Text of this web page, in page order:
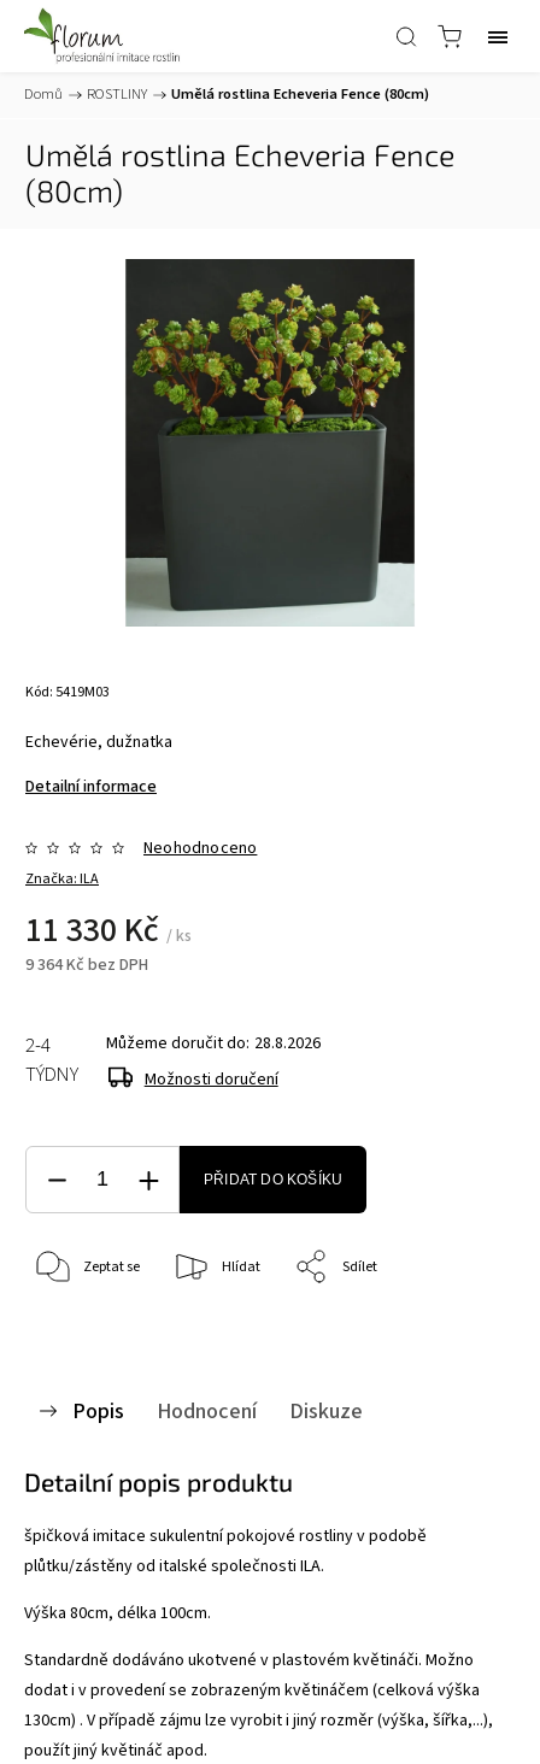
Domů / ROSTLINY / Umělá rostlina Echeveria Fence (80cm)
Umělá rostlina Echeveria Fence
(80cm)
Kód: 5419M03
Echevérie, dužnatka
Detailní informace
Značka:ILA
Neohodnoceno
11 330 Kč / ks
9 364 Kč bez DPH
2-4
TÝDNY
Můžeme doručit do: 28.8.2026
Možnosti doručení
PŘIDAT DO KOŠÍKU
Zeptat se Hlídat Sdílet
Popis Hodnocení Diskuze
Detailní popis produktu
špičková imitace sukulentní pokojové rostliny v podobě
plůtku/zástěny od italské společnosti ILA.
Výška 80cm, délka 100cm.
Standardně dodáváno ukotvené v plastovém květináči. Možno
dodat i v provedení se zobrazeným květináčem (celková výška
130cm) . V případě zájmu lze vyrobit i jiný rozměr (výška, šířka,...),
použít jiný květináč apod.